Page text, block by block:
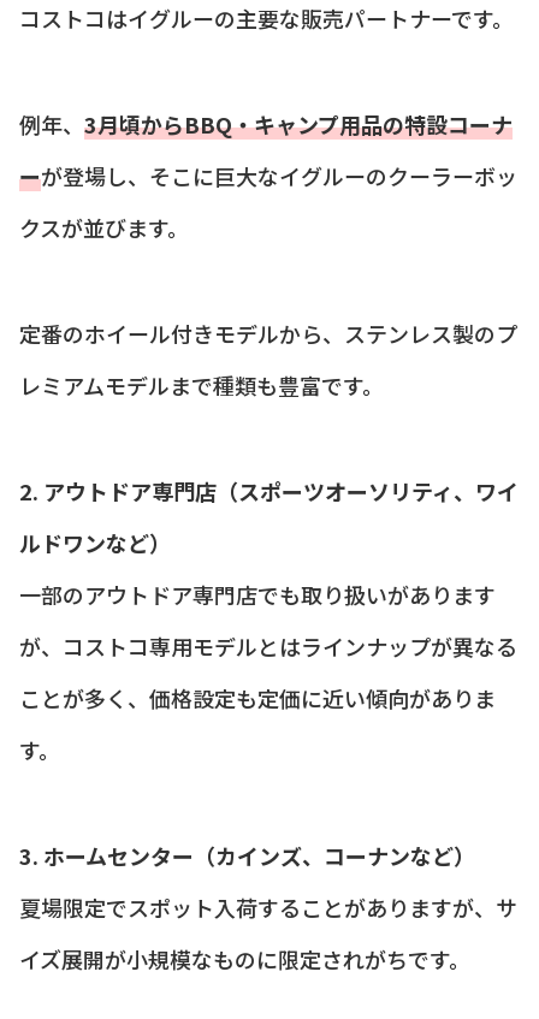
コストコはイグルーの主要な販売パートナーです。
例年、 3月頃からBBQ・キャンプ用品の特設コーナ
ーが登場し、そこに巨大なイグルーのクーラーボッ
クスが並びます。
定番のホイール付きモデルから、ステンレス製のプ
レミアムモデルまで種類も豊富です。
2. アウトドア専門店（スポーツオーソリティ、ワイ
ルドワンなど）
一部のアウトドア専門店でも取り扱いがあります
が、コストコ専用モデルとはラインナップが異なる
ことが多く、価格設定も定価に近い傾向がありま
す。
3. ホームセンター（カインズ、コーナンなど）
夏場限定でスポット入荷することがありますが、サ
イズ展開が小規模なものに限定されがちです。